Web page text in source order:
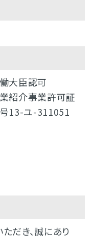
大臣認可
紹介事業許可証
13-ユ-311051
だき、誠にあり